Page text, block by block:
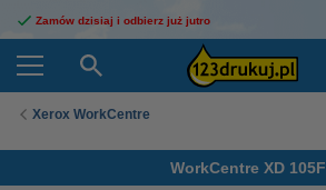
Zamów dzisiaj i odbierz już jutro
Xerox WorkCentre
WorkCentre XD 105F